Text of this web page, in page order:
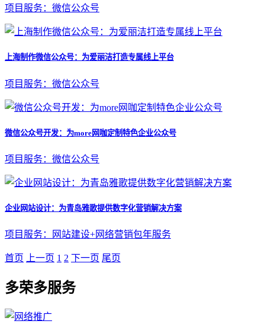
项目服务：微信公众号
上海制作微信公众号：为爱丽洁打造专属线上平台
项目服务：微信公众号
微信公众号开发：为more网咖定制特色企业公众号
项目服务：微信公众号
企业网站设计：为青岛雅歌提供数字化营销解决方案
项目服务：网站建设+网络营销包年服务
首页 上一页 1 2 下一页 尾页
多荣多服务